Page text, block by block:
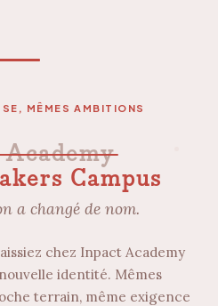
MÊMES AMBITIONS
Campus
a changé de nom.
chez Inpact Academy
identité. Mêmes
terrain, même exigence